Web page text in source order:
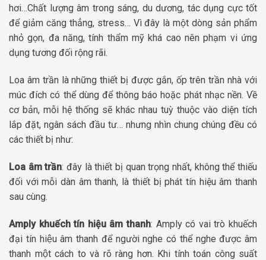
hơi…Chất lượng âm trong sáng, du dương, tác dụng cực tốt
để giảm căng thẳng, stress… Vì đây là một dòng sản phẩm
nhỏ gọn, đa năng, tính thẩm mỹ khá cao nên phạm vi ứng
dụng tương đối rộng rãi.
Loa âm trần là những thiết bị được gắn, ốp trên trần nhà với
múc đích có thể dùng để thông báo hoặc phát nhạc nền. Về
cơ bản, mỗi hệ thống sẽ khác nhau tuỳ thuộc vào diện tích
lắp đặt, ngân sách đầu tư… nhưng nhìn chung chúng đều có
các thiết bị như:
Loa âm trần: đây là thiết bị quan trọng nhất, không thể thiếu
đối với mỗi dàn âm thanh, là thiết bị phát tín hiệu âm thanh
sau cùng.
Amply khuếch tín hiệu âm thanh: Amply có vai trò khuếch
đại tín hiệu âm thanh để người nghe có thể nghe được âm
thanh một cách to và rõ ràng hơn. Khi tính toán công suất